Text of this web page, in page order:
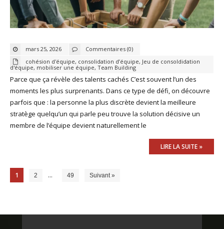
mars 25, 2026
Commentaires (0)
cohésion d'équipe, consolidation d’équipe, Jeu de consoldidation
d'équipe, mobiliser une équipe, Team Building
Parce que ça révèle des talents cachés C’est souvent l’un des
moments les plus surprenants. Dans ce type de défi, on découvre
parfois que : la personne la plus discrète devient la meilleure
stratège quelqu’un qui parle peu trouve la solution décisive un
membre de l’équipe devient naturellement le
LIRE LA SUITE »
1 2 … 49 Suivant »